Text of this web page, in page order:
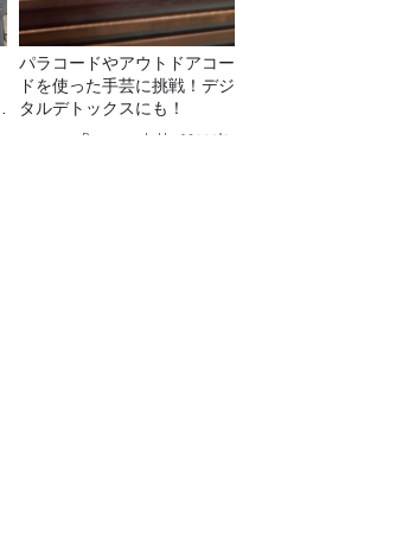
パラコードやアウトドアコー
ドを使った手芸に挑戦！デジ
タルデトックスにも！
Recommended by